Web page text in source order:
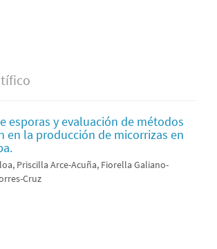
esporas y evaluación de métodos
en la producción de micorrizas en
Priscilla Arce-Acuña, Fiorella Galiano-
Cruz